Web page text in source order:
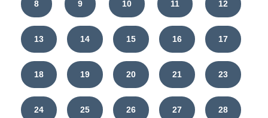
8 9 10 11 12
13 14 15 16 17
18 19 20 21 23
24 25 26 27 28